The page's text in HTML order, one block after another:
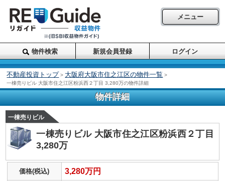
メニュー
物件検索 新規会員登録 ログイン
不動産投資トップ > 大阪府大阪市住之江区の物件一覧 >
一棟売りビル 大阪市住之江区粉浜西２丁目 3,280万の物件詳細
物件詳細
一棟売りビル
一棟売りビル 大阪市住之江区粉浜西２丁目
3,280万
価格(税込) 3,280万円